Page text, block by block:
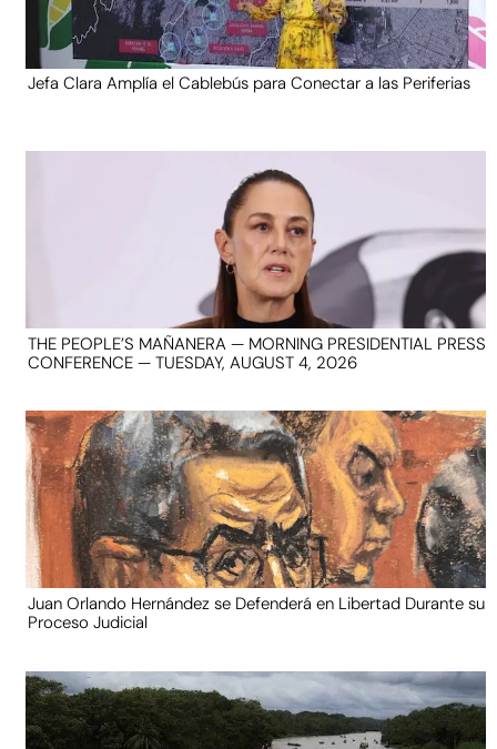
Jefa Clara Amplía el Cablebús para Conectar a las Periferias
THE PEOPLE’S MAÑANERA — MORNING PRESIDENTIAL PRESS
CONFERENCE — TUESDAY, AUGUST 4, 2026
Juan Orlando Hernández se Defenderá en Libertad Durante su
Proceso Judicial